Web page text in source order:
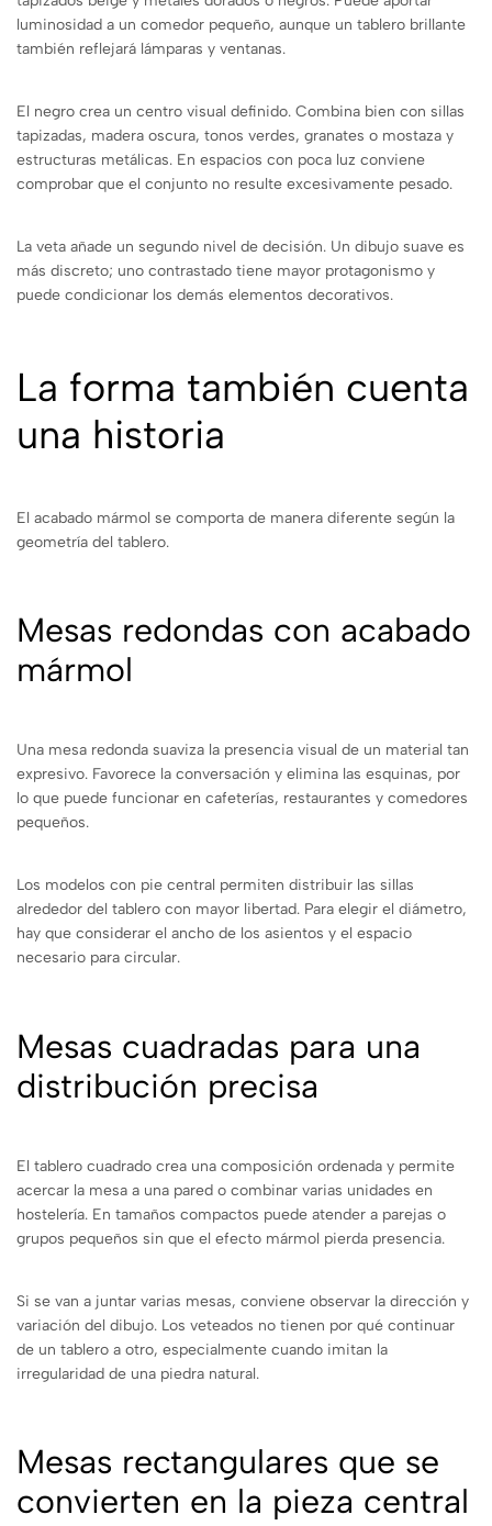
luminosidad a un comedor pequeño, aunque un tablero brillante
también reflejará lámparas y ventanas.
El negro crea un centro visual definido. Combina bien con sillas
tapizadas, madera oscura, tonos verdes, granates o mostaza y
estructuras metálicas. En espacios con poca luz conviene
comprobar que el conjunto no resulte excesivamente pesado.
La veta añade un segundo nivel de decisión. Un dibujo suave es
más discreto; uno contrastado tiene mayor protagonismo y
puede condicionar los demás elementos decorativos.
La forma también cuenta
una historia
El acabado mármol se comporta de manera diferente según la
geometría del tablero.
Mesas redondas con acabado
mármol
Una mesa redonda suaviza la presencia visual de un material tan
expresivo. Favorece la conversación y elimina las esquinas, por
lo que puede funcionar en cafeterías, restaurantes y comedores
pequeños.
Los modelos con pie central permiten distribuir las sillas
alrededor del tablero con mayor libertad. Para elegir el diámetro,
hay que considerar el ancho de los asientos y el espacio
necesario para circular.
Mesas cuadradas para una
distribución precisa
El tablero cuadrado crea una composición ordenada y permite
acercar la mesa a una pared o combinar varias unidades en
hostelería. En tamaños compactos puede atender a parejas o
grupos pequeños sin que el efecto mármol pierda presencia.
Si se van a juntar varias mesas, conviene observar la dirección y
variación del dibujo. Los veteados no tienen por qué continuar
de un tablero a otro, especialmente cuando imitan la
irregularidad de una piedra natural.
Mesas rectangulares que se
convierten en la pieza central